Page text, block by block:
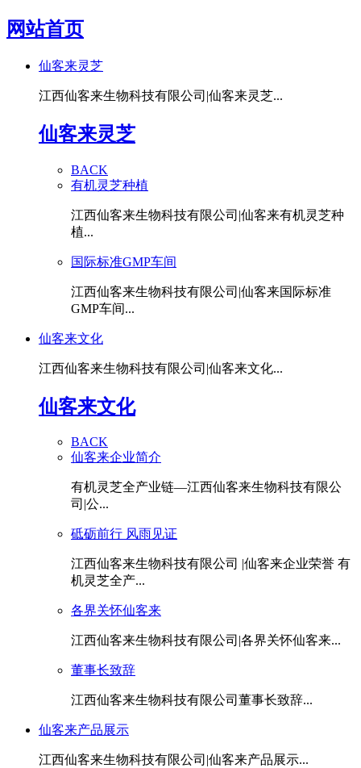
网站首页
仙客来灵芝
江西仙客来生物科技有限公司|仙客来灵芝...
仙客来灵芝
BACK
有机灵芝种植
江西仙客来生物科技有限公司|仙客来有机灵芝种
植...
国际标准GMP车间
江西仙客来生物科技有限公司|仙客来国际标准
GMP车间...
仙客来文化
江西仙客来生物科技有限公司|仙客来文化...
仙客来文化
BACK
仙客来企业简介
有机灵芝全产业链—江西仙客来生物科技有限公
司|公...
砥砺前行 风雨见证
江西仙客来生物科技有限公司 |仙客来企业荣誉 有
机灵芝全产...
各界关怀仙客来
江西仙客来生物科技有限公司|各界关怀仙客来...
董事长致辞
江西仙客来生物科技有限公司董事长致辞...
仙客来产品展示
江西仙客来生物科技有限公司|仙客来产品展示...